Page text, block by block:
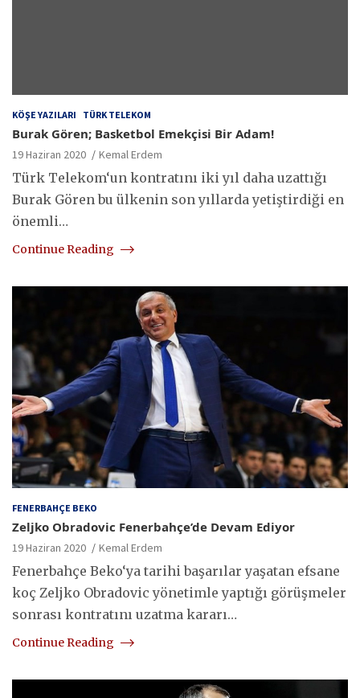
KÖŞE YAZILARI TÜRK TELEKOM
Burak Gören; Basketbol Emekçisi Bir Adam!
19 Haziran 2020 Kemal Erdem
Türk Telekom‘un kontratını iki yıl daha uzattığı
Burak Gören bu ülkenin son yıllarda yetiştirdiği en
önemli…
Continue Reading
FENERBAHÇE BEKO
Zeljko Obradovic Fenerbahçe’de Devam Ediyor
19 Haziran 2020 Kemal Erdem
Fenerbahçe Beko‘ya tarihi başarılar yaşatan efsane
koç Zeljko Obradovic yönetimle yaptığı görüşmeler
sonrası kontratını uzatma kararı…
Continue Reading